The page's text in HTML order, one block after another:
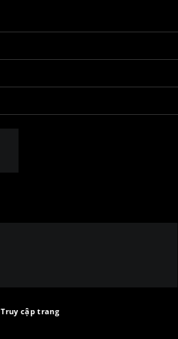
Truy cập trang